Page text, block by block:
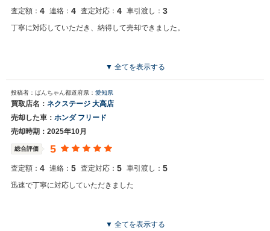
査定額： 4 連絡： 4 査定対応： 4 車引渡し： 3
丁寧に対応していただき、納得して売却できました。
▼ 全てを表示する
投稿者：ばんちゃん都道府県： 愛知県
買取店名： ネクステージ 大高店
売却した車： ホンダ フリード
売却時期：2025年10月
総合評価 5
査定額： 4 連絡： 5 査定対応： 5 車引渡し： 5
迅速で丁寧に対応していただきました
▼ 全てを表示する